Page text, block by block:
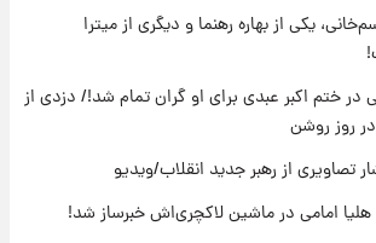
لیونل مسی عزادار شد! + جزئیات
۲۳ ساعت پیش
لحظه برخورد رعد و برق به ساختمان مرکز تجارت
جهانی در آمریکا + فیلم
یکی از بهاره رهنما و دیگری از میترا
در ختم اکبر عبدی برای او گران تمام شد!/ دزدی از
در روز روشن
تصاویری از رهبر جدید انقلاب/ویدیو
امامی در ماشین لاکچری‌اش خبرساز شد!